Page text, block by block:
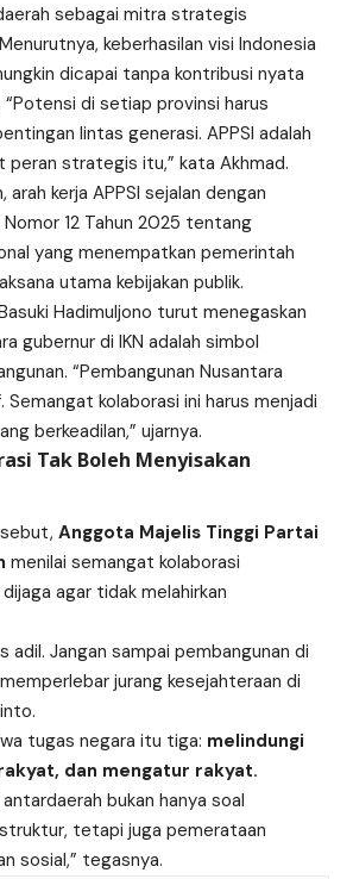
sebagai mitra strategis
keberhasilan visi Indonesia
dicapai tanpa kontribusi nyata
“Potensi di setiap provinsi harus
lintas generasi. APPSI adalah
peran strategis itu,” kata Akhmad.
arah kerja APPSI sejalan dengan
12 Tahun 2025 tentang
yang menempatkan pemerintah
utama kebijakan publik.
Hadimuljono turut menegaskan
gubernur di IKN adalah simbol
“Pembangunan Nusantara
Semangat kolaborasi ini harus menjadi
berkeadilan,” ujarnya.
Tak Boleh Menyisakan
Anggota Majelis Tinggi Partai
menilai semangat kolaborasi
agar tidak melahirkan
adil. Jangan sampai pembangunan di
jurang kesejahteraan di
tugas negara itu tiga: melindungi
dan mengatur rakyat.
bukan hanya soal
tetapi juga pemerataan
sosial,” tegasnya.